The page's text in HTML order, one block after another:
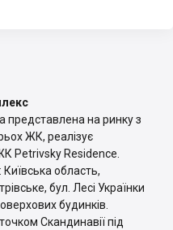
представлена на ринку з
ЖК, реалізує
Petrivsky Residence.
область,
бул. Лесі Українки
будинків.
Скандинавії під